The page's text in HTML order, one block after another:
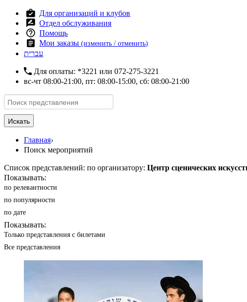
Для организаций и клубов
Отдел обслуживания
Помощь
Мои заказы(изменить / отменить)
עברית
Для оплаты: *3221 или 072-275-3221
вс-чт 08:00-21:00, пт: 08:00-15:00, сб: 08:00-21:00
Искать
Главная›
Поиск мероприятий
Список представлений: по организатору: Центр сценических
Показывать:
по релевантности
по популярности
по дате
Показывать:
Только представления с билетами
Все представления